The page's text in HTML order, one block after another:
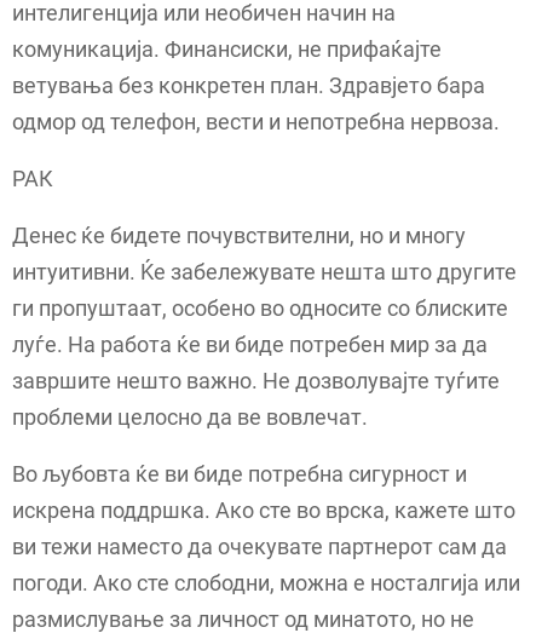
интелигенција или необичен начин на
комуникација. Финансиски, не прифаќајте
ветувања без конкретен план. Здравјето бара
одмор од телефон, вести и непотребна нервоза.
РАК
Денес ќе бидете почувствителни, но и многу
интуитивни. Ќе забележувате нешта што другите
ги пропуштаат, особено во односите со блиските
луѓе. На работа ќе ви биде потребен мир за да
завршите нешто важно. Не дозволувајте туѓите
проблеми целосно да ве вовлечат.
Во љубовта ќе ви биде потребна сигурност и
искрена поддршка. Ако сте во врска, кажете што
ви тежи наместо да очекувате партнерот сам да
погоди. Ако сте слободни, можна е носталгија или
размислување за личност од минатото, но не